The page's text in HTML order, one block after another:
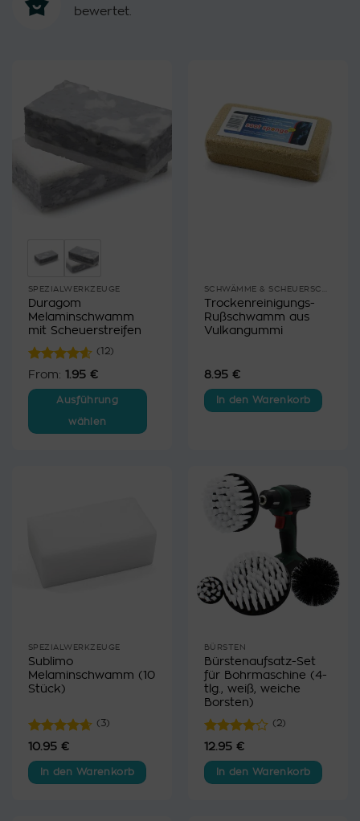
bewertet.
SPEZIALWERKZEUGE
Duragom
Melaminschwamm
mit Scheuerstreifen
Bewertet
von 5
(12)
From: 1.95 €
Ausführung
wählen
gewählt
werden
Trockenreinigungs-
Rußschwamm aus
Vulkangummi
8.95 €
In den Warenkorb
SPEZIALWERKZEUGE
Sublimo
Melaminschwamm (10
Stück)
Bewertet
von 5
(3)
10.95 €
In den Warenkorb
BÜRSTEN
Bürstenaufsatz-Set
für Bohrmaschine (4-
tlg., weiß, weiche
Borsten)
Bewertet
von 5
(2)
12.95 €
In den Warenkorb